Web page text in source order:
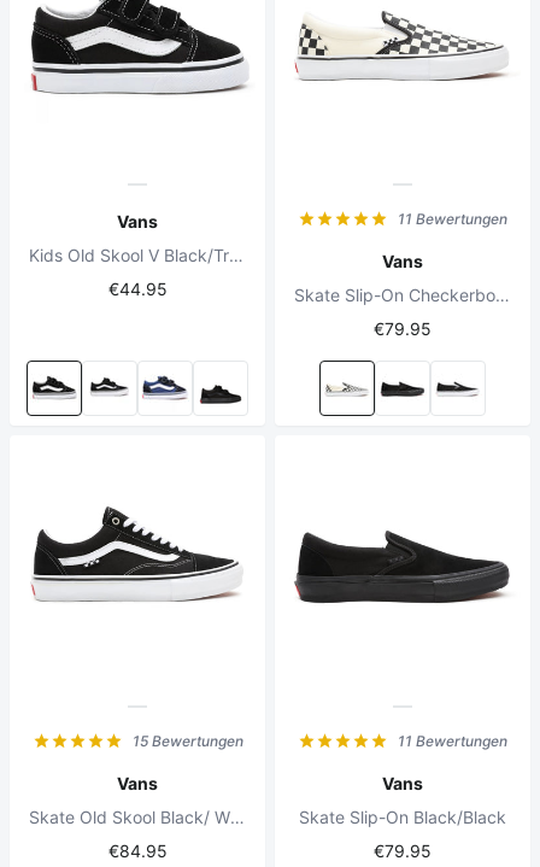
Vans
Kids Old Skool V Black/True White
€44.95
11 Bewertungen
Vans
Skate Slip-On Checkerboard Black/ Off White
€79.95
15 Bewertungen
Vans
Skate Old Skool Black/ White
€84.95
11 Bewertungen
Vans
Skate Slip-On Black/Black
€79.95